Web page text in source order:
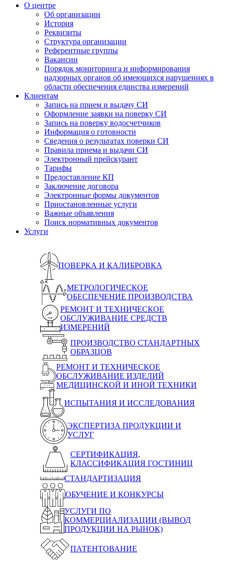
О центре
Об организации
История
Реквизиты
Структура организации
Референтные группы
Вакансии
Порядок мониторинга и информирования
надзорных органов об имеющихся нарушениях в
области обеспечения единства измерений
Клиентам
Запись на прием и выдачу СИ
Оформление заявки на поверку СИ
Запись на поверку водосчетчиков
Информация о готовности
Сведения о результатах поверки СИ
Правила приема и выдачи СИ
Электронный прейскурант
Тарифы
Предоставление КП
Заключение договора
Электронные формы документов
Приостановленные услуги
Важные объявления
Поиск нормативных документов
Услуги
ПОВЕРКА И КАЛИБРОВКА
МЕТРОЛОГИЧЕСКОЕ
ОБЕСПЕЧЕНИЕ ПРОИЗВОДСТВА
РЕМОНТ И ТЕХНИЧЕСКОЕ
ОБСЛУЖИВАНИЕ СРЕДСТВ
ИЗМЕРЕНИЙ
ПРОИЗВОДСТВО СТАНДАРТНЫХ
ОБРАЗЦОВ
РЕМОНТ И ТЕХНИЧЕСКОЕ
ОБСЛУЖИВАНИЕ ИЗДЕЛИЙ
МЕДИЦИНСКОЙ И ИНОЙ ТЕХНИКИ
ИСПЫТАНИЯ И ИССЛЕДОВАНИЯ
ЭКСПЕРТИЗА ПРОДУКЦИИ И
УСЛУГ
СЕРТИФИКАЦИЯ,
КЛАССИФИКАЦИЯ ГОСТИНИЦ
СТАНДАРТИЗАЦИЯ
ОБУЧЕНИЕ И КОНКУРСЫ
УСЛУГИ ПО
КОММЕРЦИАЛИЗАЦИИ (ВЫВОД
ПРОДУКЦИИ НА РЫНОК)
ПАТЕНТОВАНИЕ